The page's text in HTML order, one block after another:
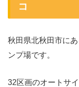
コ
秋田県北秋田市にあ
ンプ場です。
32区画のオートサ